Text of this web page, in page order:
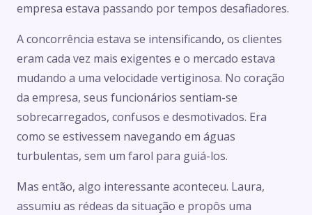
empresa estava passando por tempos desafiadores.
A concorrência estava se intensificando, os clientes
eram cada vez mais exigentes e o mercado estava
mudando a uma velocidade vertiginosa. No coração
da empresa, seus funcionários sentiam-se
sobrecarregados, confusos e desmotivados. Era
como se estivessem navegando em águas
turbulentas, sem um farol para guiá-los.
Mas então, algo interessante aconteceu. Laura,
assumiu as rédeas da situação e propôs uma